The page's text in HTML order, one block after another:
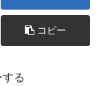
コピー
る